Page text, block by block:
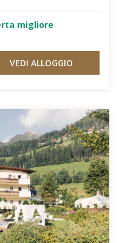
migliore
VEDI ALLOGGIO